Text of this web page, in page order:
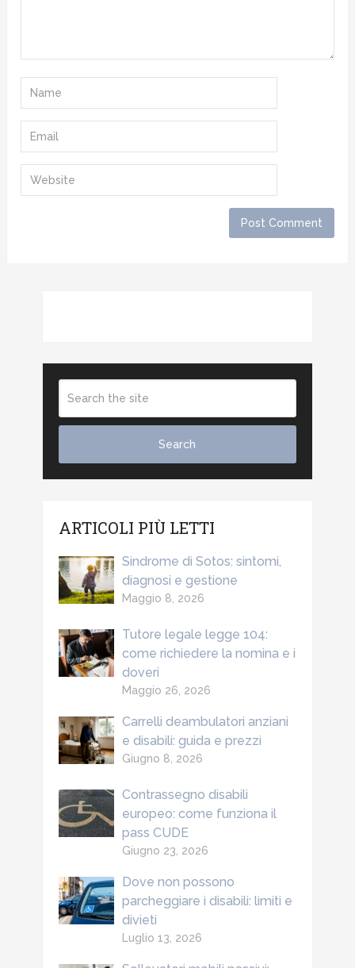
ARTICOLI PIÙ LETTI
Sindrome di Sotos: sintomi,
diagnosi e gestione
Maggio 8, 2026
Tutore legale legge 104:
come richiedere la nomina e i
doveri
Maggio 26, 2026
Carrelli deambulatori anziani
e disabili: guida e prezzi
Giugno 8, 2026
Contrassegno disabili
europeo: come funziona il
pass CUDE
Giugno 23, 2026
Dove non possono
parcheggiare i disabili: limiti e
divieti
Luglio 13, 2026